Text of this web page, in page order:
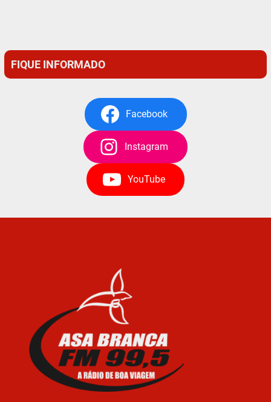
FIQUE INFORMADO
Facebook
Instagram
YouTube